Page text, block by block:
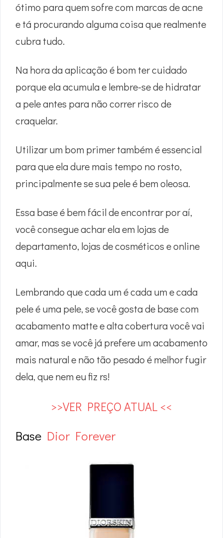
ótimo para quem sofre com marcas de acne
e tá procurando alguma coisa que realmente
cubra tudo.
Na hora da aplicação é bom ter cuidado
porque ela acumula e lembre-se de hidratar
a pele antes para não correr risco de
craquelar.
Utilizar um bom primer também é essencial
para que ela dure mais tempo no rosto,
principalmente se sua pele é bem oleosa.
Essa base é bem fácil de encontrar por aí,
você consegue achar ela em lojas de
departamento, lojas de cosméticos e online
aqui.
Lembrando que cada um é cada um e cada
pele é uma pele, se você gosta de base com
acabamento matte e alta cobertura você vai
amar, mas se você já prefere um acabamento
mais natural e não tão pesado é melhor fugir
dela, que nem eu fiz rs!
>>VER PREÇO ATUAL <<
Base Dior Forever